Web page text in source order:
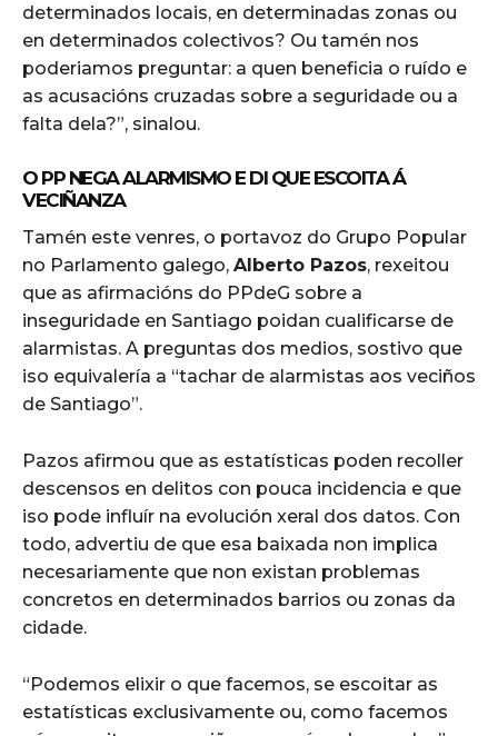
determinados locais, en determinadas zonas ou
en determinados colectivos? Ou tamén nos
poderiamos preguntar: a quen beneficia o ruído e
as acusacións cruzadas sobre a seguridade ou a
falta dela?”, sinalou.
O PP NEGA ALARMISMO E DI QUE ESCOITA Á
VECIÑANZA
Tamén este venres, o portavoz do Grupo Popular
no Parlamento galego, Alberto Pazos, rexeitou
que as afirmacións do PPdeG sobre a
inseguridade en Santiago poidan cualificarse de
alarmistas. A preguntas dos medios, sostivo que
iso equivalería a “tachar de alarmistas aos veciños
de Santiago”.
Pazos afirmou que as estatísticas poden recoller
descensos en delitos con pouca incidencia e que
iso pode influír na evolución xeral dos datos. Con
todo, advertiu de que esa baixada non implica
necesariamente que non existan problemas
concretos en determinados barrios ou zonas da
cidade.
“Podemos elixir o que facemos, se escoitar as
estatísticas exclusivamente ou, como facemos